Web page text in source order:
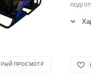
ПРОСМОТР